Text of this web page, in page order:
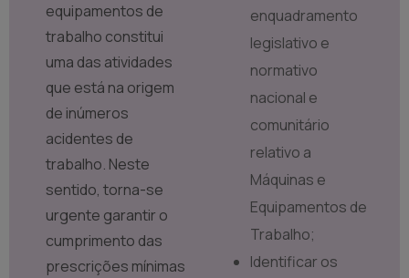
equipamentos de
trabalho constitui
uma das atividades
que está na origem
de inúmeros
acidentes de
trabalho. Neste
sentido, torna-se
urgente garantir o
cumprimento das
prescrições mínimas
enquadramento
legislativo e
normativo
nacional e
comunitário
relativo a
Máquinas e
Equipamentos de
Trabalho;
Identificar os